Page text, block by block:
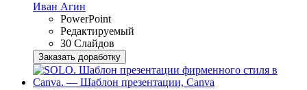
Иван Агин
PowerPoint
Редактируемый
30 Слайдов
Заказать доработку